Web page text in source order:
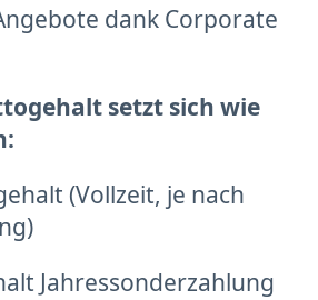
dank Corporate
setzt sich wie
(Vollzeit, je nach
Jahressonderzahlung